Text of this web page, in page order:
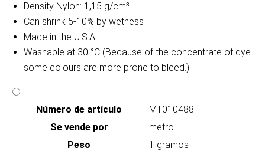
Density Nylon: 1,15 g/cm³
Can shrink 5-10% by wetness
Made in the U.S.A.
Washable at 30 °C (Because of the concentrate of dye
some colours are more prone to bleed.)
Número de artículo
MT010488
Se vende por
metro
Peso
1 gramos